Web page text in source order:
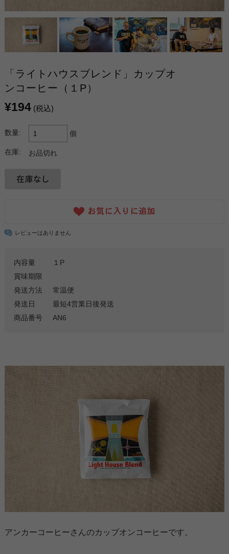
「ライトハウスブレンド」カップオ
ンコーヒー（１P）
¥194 (税込)
数量: 個
在庫: お品切れ
レビューはありません
内容量
１P
賞味期限
発送方法
常温便
発送日
最短4営業日後発送
商品番号
AN6
アンカーコーヒーさんのカップオンコーヒーです。